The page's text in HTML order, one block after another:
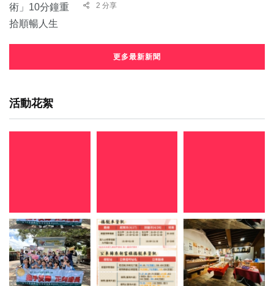
2 分享
更多最新新聞
活動花絮